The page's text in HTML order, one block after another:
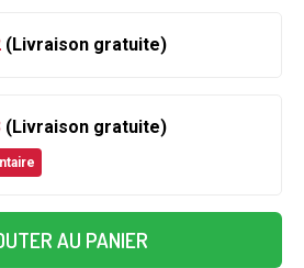
(Livraison gratuite)
(Livraison gratuite)
AU PANIER